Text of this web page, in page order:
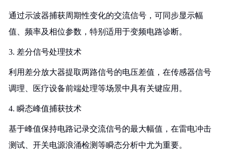
通过示波器捕获周期性变化的交流信号，可同步显示幅
值、频率及相位参数，特别适用于变频电路诊断。
3. 差分信号处理技术
利用差分放大器提取两路信号的电压差值，在传感器信号
调理、医疗设备前端处理等场景中具有关键应用。
4. 瞬态峰值捕获技术
基于峰值保持电路记录交流信号的最大幅值，在雷电冲击
测试、开关电源浪涌检测等瞬态分析中尤为重要。